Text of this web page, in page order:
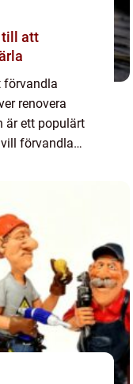
till att
förvandla
renovera
är ett populärt
förvandla